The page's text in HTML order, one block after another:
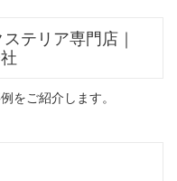
テリア専門店｜
をご紹介します。